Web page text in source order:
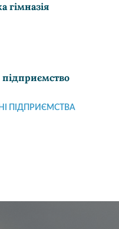
гімназія
ПІДПРИЄМСТВА